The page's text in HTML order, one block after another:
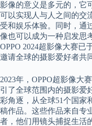
影像的意义是多元的，它
可以实现人与人之间的交
受和娱乐体验。同时，通
像也可以成为一种启发思
OPPO 2024超影像大赛已
邀请全球的摄影爱好者共
2023年，OPPO超影像大
引了全球范围内的摄影爱
彩角逐，从全球51个国家
稿作品。这些作品来自专
者，他们用镜头捕捉生活